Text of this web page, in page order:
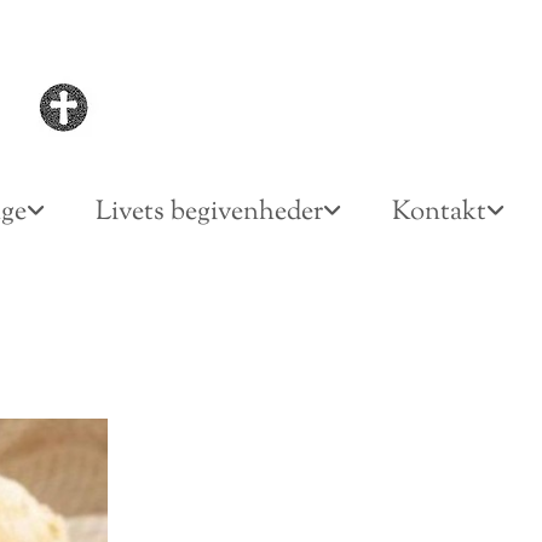
Livets begivenheder Kontakt